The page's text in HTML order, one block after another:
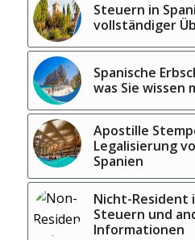
Steuern in
vollständiger
Spanische
was Sie wissen
Apostille
Legalisierung
Spanien
Nicht-Resident
Steuern und
Informationen